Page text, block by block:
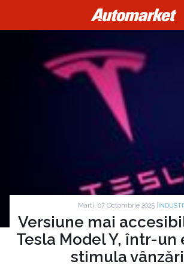
Marti, 07 Octombrie 2025 |
Versiune mai
Tesla Model Y, într-un
stimula